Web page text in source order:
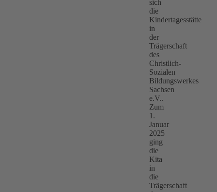
sich
die
Kindertagesstätte
in
der
Trägerschaft
des
Christlich-
Sozialen
Bildungswerkes
Sachsen
e.V..
Zum
1.
Januar
2025
ging
die
Kita
in
die
Trägerschaft